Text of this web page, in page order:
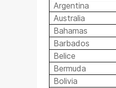
Argentina
Australia
Bahamas
Barbados
Belice
Bermuda
Bolivia